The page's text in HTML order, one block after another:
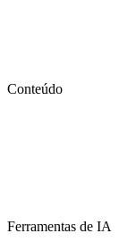
Conteúdo
Ferramentas de IA